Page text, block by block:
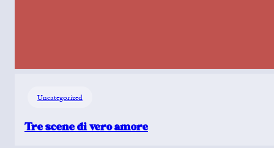
Uncategorized
Tre scene di vero amore